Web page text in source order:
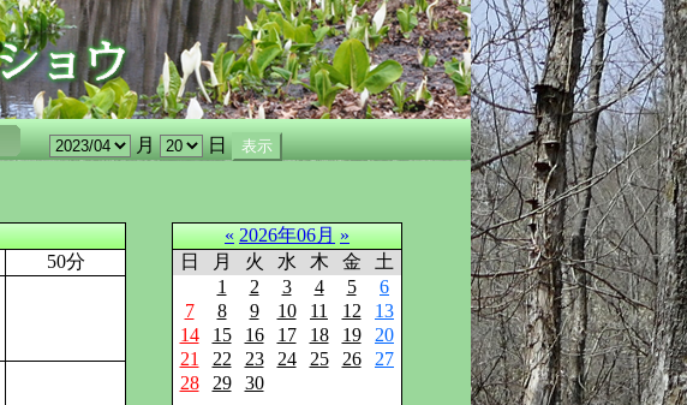
月 日
50分
« 2026年06月 »
日
月 火 水 木 金
土
1
2 3 4 5
6
7
8 9 10 11 12
13
14
15 16 17 18 19
20
21
22 23 24 25 26
27
28
29 30